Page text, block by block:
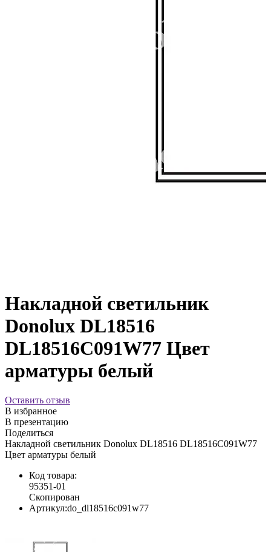
Накладной светильник
Donolux DL18516
DL18516C091W77 Цвет
арматуры белый
Оставить отзыв
В избранное
В презентацию
Поделиться
Накладной светильник Donolux DL18516 DL18516C091W77
Цвет арматуры белый
Код товара:
95351-01
Скопирован
Артикул:do_dl18516c091w77